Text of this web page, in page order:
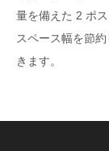
量を備えた 2 ポ
スペース幅を節
きます。